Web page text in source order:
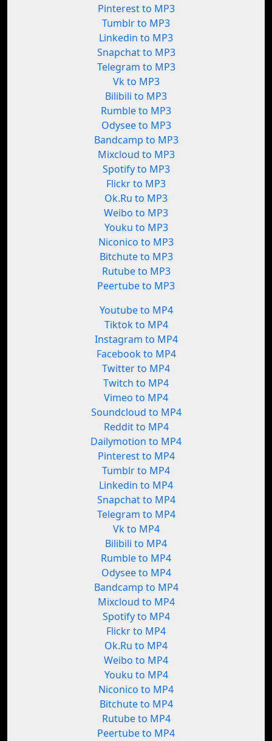
Pinterest to MP3
Tumblr to MP3
Linkedin to MP3
Snapchat to MP3
Telegram to MP3
Vk to MP3
Bilibili to MP3
Rumble to MP3
Odysee to MP3
Bandcamp to MP3
Mixcloud to MP3
Spotify to MP3
Flickr to MP3
Ok.Ru to MP3
Weibo to MP3
Youku to MP3
Niconico to MP3
Bitchute to MP3
Rutube to MP3
Peertube to MP3
Youtube to MP4
Tiktok to MP4
Instagram to MP4
Facebook to MP4
Twitter to MP4
Twitch to MP4
Vimeo to MP4
Soundcloud to MP4
Reddit to MP4
Dailymotion to MP4
Pinterest to MP4
Tumblr to MP4
Linkedin to MP4
Snapchat to MP4
Telegram to MP4
Vk to MP4
Bilibili to MP4
Rumble to MP4
Odysee to MP4
Bandcamp to MP4
Mixcloud to MP4
Spotify to MP4
Flickr to MP4
Ok.Ru to MP4
Weibo to MP4
Youku to MP4
Niconico to MP4
Bitchute to MP4
Rutube to MP4
Peertube to MP4